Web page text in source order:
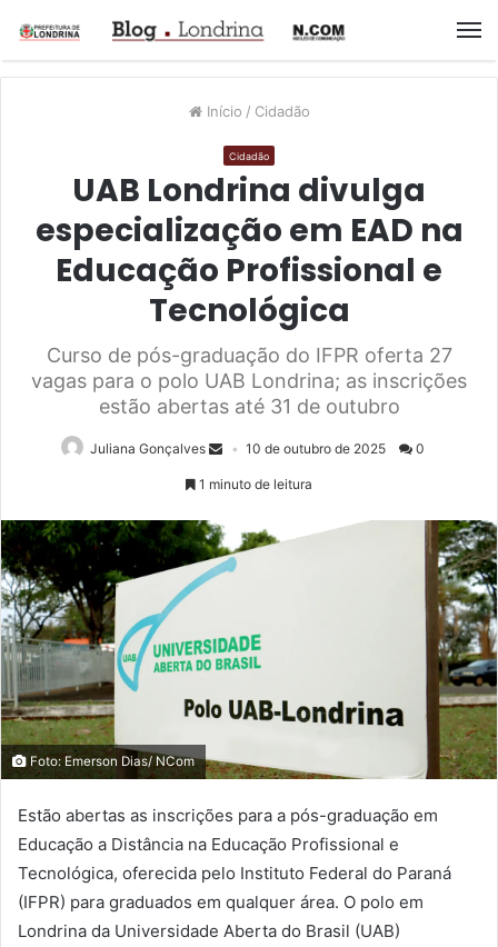
Início / Cidadão
Cidadão
UAB Londrina divulga
especialização em EAD na
Educação Profissional e
Tecnológica
Curso de pós-graduação do IFPR oferta 27
vagas para o polo UAB Londrina; as inscrições
estão abertas até 31 de outubro
Juliana Gonçalves 10 de outubro de 2025 0
1 minuto de leitura
Foto: Emerson Dias/ NCom
Estão abertas as inscrições para a pós-graduação em
Educação a Distância na Educação Profissional e
Tecnológica, oferecida pelo Instituto Federal do Paraná
(IFPR) para graduados em qualquer área. O polo em
Londrina da Universidade Aberta do Brasil (UAB)